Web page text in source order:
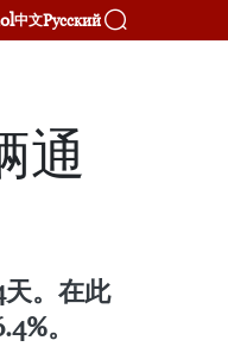
中文Русский
通
。在此
。